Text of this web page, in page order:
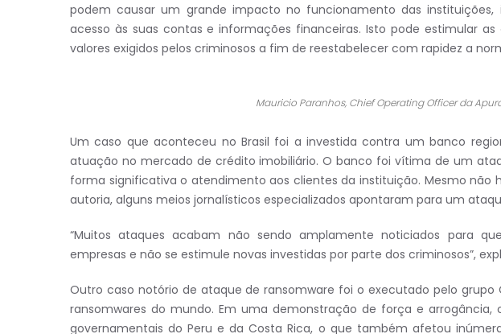
podem causar um grande impacto no funcionamento das
acesso às suas contas e informações financeiras. Isto pode estimular
valores exigidos pelos criminosos a fim de reestabelecer com rapidez a
Mauricio Paranhos, Chief Operating Officer da
Um caso que aconteceu no Brasil foi a investida contra um banco
atuação no mercado de crédito imobiliário. O banco foi vítima de um
forma significativa o atendimento aos clientes da instituição. Mesmo não
autoria, alguns meios jornalísticos especializados apontaram para um
“Muitos ataques acabam não sendo amplamente noticiados para
empresas e não se estimule novas investidas por parte dos criminosos”,
Outro caso notório de ataque de ransomware foi o executado pelo grupo
ransomwares do mundo. Em uma demonstração de força e arrogância,
governamentais do Peru e da Costa Rica, o que também afetou